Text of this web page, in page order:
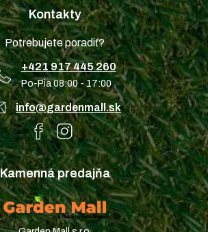
Kontakty
Potrebujete poradiť?
+421 917 445 260
Po-Pia 08:00 - 17:00
info@gardenmall.sk
Kamenná predajňa